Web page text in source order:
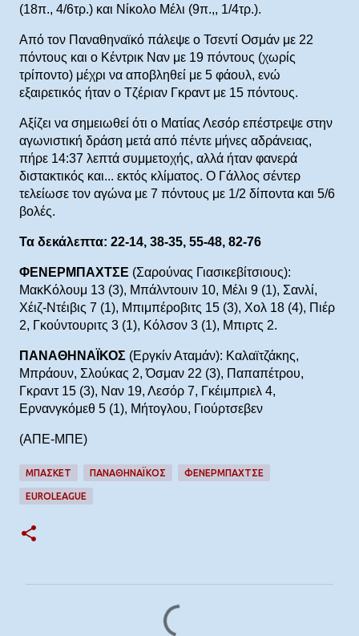
(18π., 4/6τρ.) και Νίκολο Μέλι (9π.,, 1/4τρ.).
Από τον Παναθηναϊκό πάλεψε ο Τσεντί Οσμάν με 22
πόντους και ο Κέντρικ Ναν με 19 πόντους (χωρίς
τρίποντο) μέχρι να αποβληθεί με 5 φάουλ, ενώ
εξαιρετικός ήταν ο Τζέριαν Γκραντ με 15 πόντους.
Αξίζει να σημειωθεί ότι ο Ματίας Λεσόρ επέστρεψε στην
αγωνιστική δράση μετά από πέντε μήνες αδράνειας,
πήρε 14:37 λεπτά συμμετοχής, αλλά ήταν φανερά
διστακτικός και... εκτός κλίματος. Ο Γάλλος σέντερ
τελείωσε τον αγώνα με 7 πόντους με 1/2 δίποντα και 5/6
βολές.
Τα δεκάλεπτα: 22-14, 38-35, 55-48, 82-76
ΦΕΝΕΡΜΠΑΧΤΣΕ (Σαρούνας Γιασικεβίτσιους):
ΜακΚόλουμ 13 (3), Μπάλντουιν 10, Μέλι 9 (1), Σανλί,
Χέιζ-Ντέιβις 7 (1), Μπιμπέροβιτς 15 (3), Χολ 18 (4), Πιέρ
2, Γκούντουριτς 3 (1), Κόλσον 3 (1), Μπιρτς 2.
ΠΑΝΑΘΗΝΑΪΚΟΣ (Εργκίν Αταμάν): Καλαϊτζάκης,
Μπράουν, Σλούκας 2, Όσμαν 22 (3), Παπαπέτρου,
Γκραντ 15 (3), Ναν 19, Λεσόρ 7, Γκέιμπριελ 4,
Ερνανγκόμεθ 5 (1), Μήτογλου, Γιούρτσεβεν
(ΑΠΕ-ΜΠΕ)
ΜΠΆΣΚΕΤ ΠΑΝΑΘΗΝΑΪΚΟΣ ΦΕΝΕΡΜΠΑΧΤΣΕ
EUROLEAGUE